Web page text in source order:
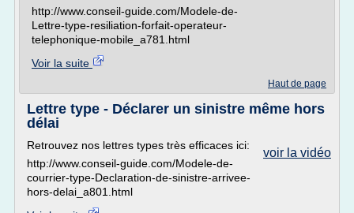
http://www.conseil-guide.com/Modele-de-
Lettre-type-resiliation-forfait-operateur-
telephonique-mobile_a781.html
Voir la suite
Haut de page
Lettre type - Déclarer un sinistre même hors
délai
voir la vidéo
Retrouvez nos lettres types très efficaces ici:
http://www.conseil-guide.com/Modele-de-
courrier-type-Declaration-de-sinistre-arrivee-
hors-delai_a801.html